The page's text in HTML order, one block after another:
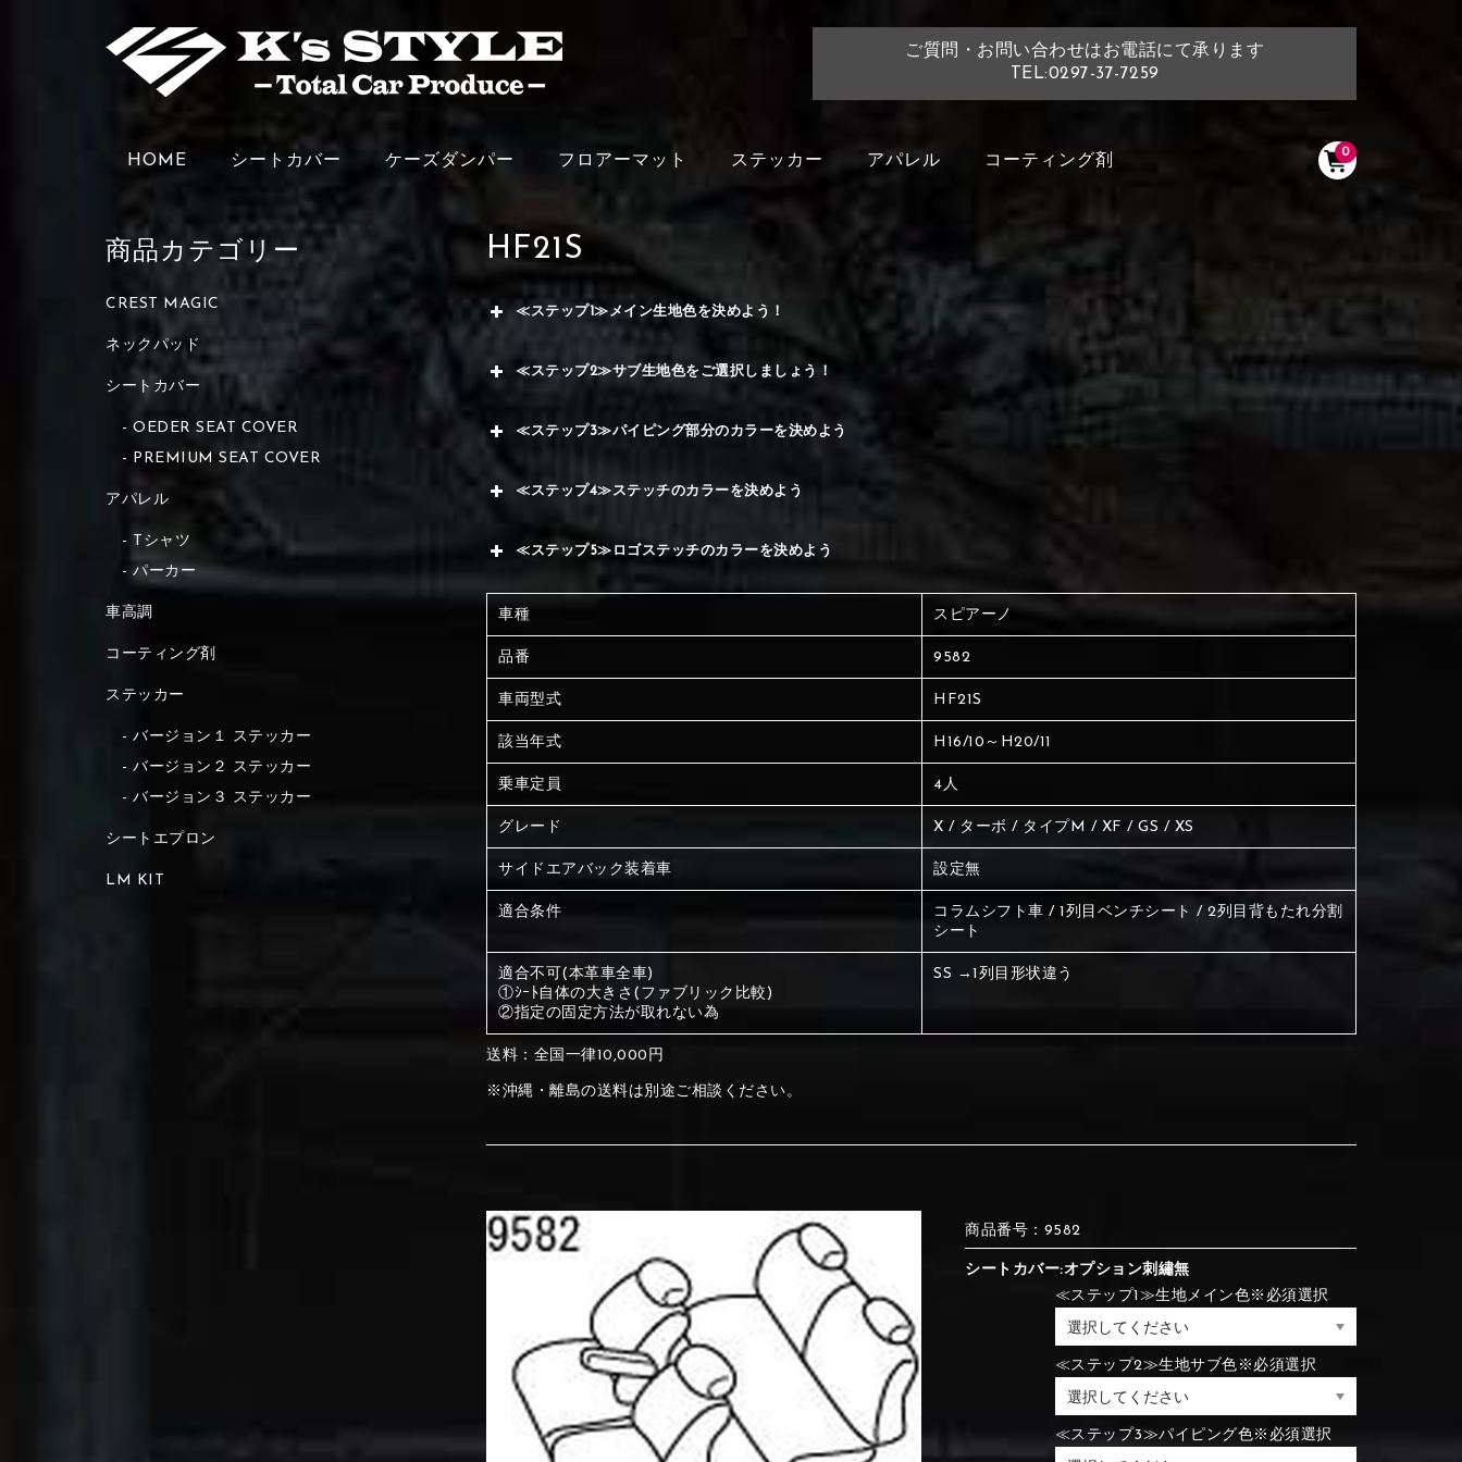
ご質問・お問い合わせはお電話にて承ります
TEL:0297-37-7259
0
HOME シートカバー ケーズダンパー フロアーマット ステッカー アパレル コーティング剤
HF21S
≪ステップ1≫メイン生地色を決めよう！
赤く塗られている場所を選択
ください
⑤Dark Brown ⑥Yellow
⑨Pink ⑩White ⑪Black
≪ステップ2≫サブ生地色をご選択しましょう！
赤く塗られている部分にカラ
ー選択ください
①Beige
⑤Dark Brown ⑥Yellow ⑦Blue ⑧Orange
≪ステップ3≫パイピング部分のカラーを決めよう
ください
①Beige ②Gray ③Red
⑤Dark Brown ⑥Yellow ⑦Blue ⑧Orange
≪ステップ4≫ステッチのカラーを決めよう
赤く塗られている場所を選択
ください
刺繍は下記21種類からご選択ください。
①Black ②Gray ③Light gray
⑤Ivory ⑥Red ⑦Wine-red ⑧Yellow
≪ステップ5≫ロゴステッチのカラーを決めよう
赤く塗られている場所を選択
ください
①Black ②Gray ③Light gray
⑤Ivory ⑥Red
車種 スピアーノ
品番 9582
車両型式 HF21S
該当年式 H16/10～H20/11
乗車定員 4人
グレード X / ターボ / タイプM / XF / GS / XS
サイドエアバック装着車 設定無
適合条件
コラムシフト車 / 1列目ベンチシート / 2列目背もたれ分割
シート
適合不可(本革車全車)
①ｼｰﾄ自体の大きさ(ファブリック比較)
②指定の固定方法が取れない為
SS →1列目形状違う
送料：全国一律10,000円
※沖縄・離島の送料は別途ご相談ください。
商品番号：9582
シートカバー:オプション刺繡無
≪ステップ1≫生地メイン色※必須選択
≪ステップ2≫生地サブ色※必須選択
≪ステップ3≫パイピング色※必須選択
商品カテゴリー
CREST MAGIC
ネックパッド
シートカバー
OEDER SEAT COVER
PREMIUM SEAT COVER
アパレル
Tシャツ
パーカー
車高調
コーティング剤
ステッカー
バージョン１ ステッカー
バージョン２ ステッカー
バージョン３ ステッカー
シートエプロン
LM KIT